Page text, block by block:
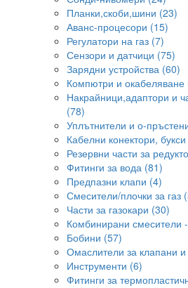
Планки,скоби,шини (23)
Аванс-процесори (15)
Регулатори на газ (7)
Сензори и датчици (75)
Зарядни устройства (60)
Компютри и окабеляване
Накрайници,адаптори и
(78)
Уплътнители и о-
Кабелни конектори,
Резервни части за
Фитинги за вода (81)
Предпазни клапи (4)
Смесители/плочки за газ
Части за газокари (30)
Комбинирани смесители
Бобини (57)
Омаслители за клапани
Инструменти (6)
Фитинги за